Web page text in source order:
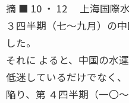
摘 ■ 10 ・ 12 上海国際水
３四半期（七〜九月）の
した。
それに よると、中国の水
低迷しているだけでなく
陥り、第 ４四半期（一〇